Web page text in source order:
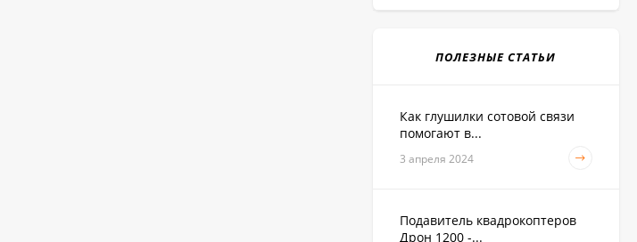
ПОЛЕЗНЫЕ СТАТЬИ
Как глушилки сотовой связи
помогают в...
3 апреля 2024
Подавитель квадрокоптеров
Дрон 1200 -...